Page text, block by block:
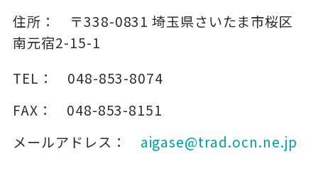
住所：
〒338-0831 埼玉県さいたま市桜区
南元宿2-15-1
TEL：
048-853-8074
FAX：
048-853-8151
メールアドレス：
aigase@trad.ocn.ne.jp